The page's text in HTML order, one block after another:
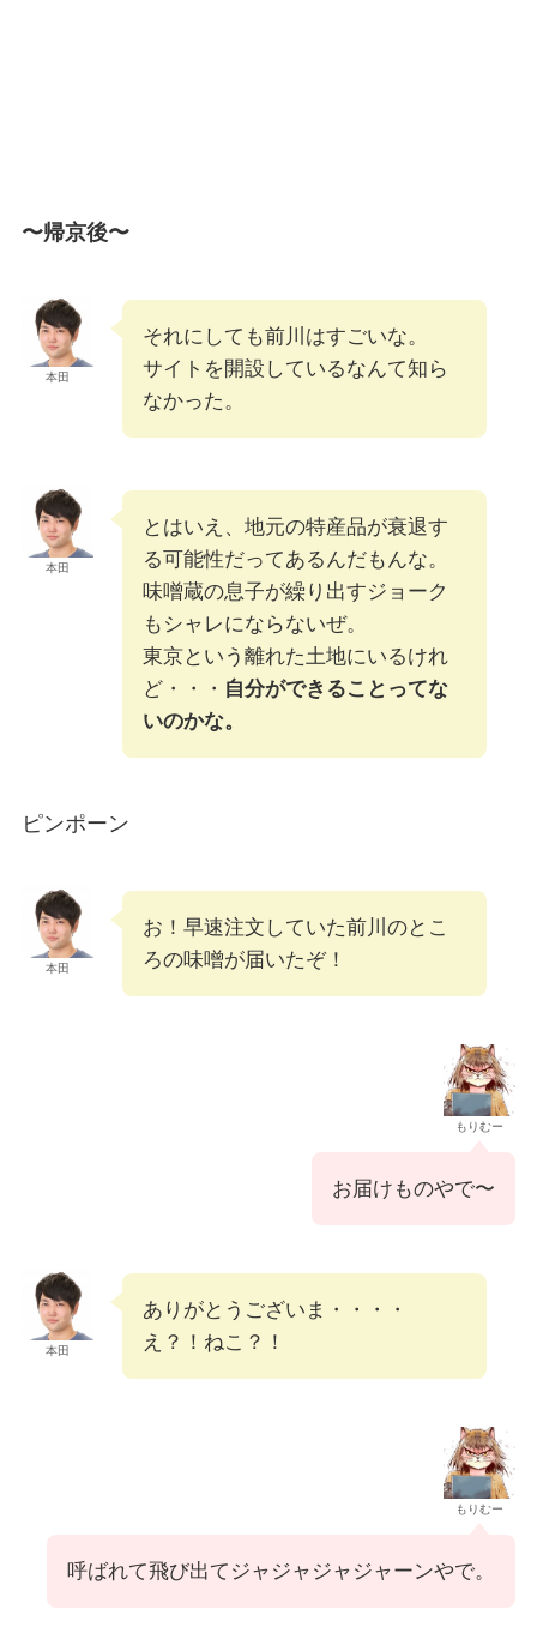
〜帰京後〜
本田
それにしても前川はすごいな。
サイトを開設しているなんて知ら
なかった。
本田
とはいえ、地元の特産品が衰退す
る可能性だってあるんだもんな。
味噌蔵の息子が繰り出すジョーク
もシャレにならないぜ。
東京という離れた土地にいるけれ
ど・・・ 自分ができることってな
いのかな。
ピンポーン
本田
お！早速注文していた前川のとこ
ろの味噌が届いたぞ！
もりむー
お届けものやで〜
本田
ありがとうございま・・・・
え？！ねこ？！
もりむー
呼ばれて飛び出てジャジャジャジャーンやで。